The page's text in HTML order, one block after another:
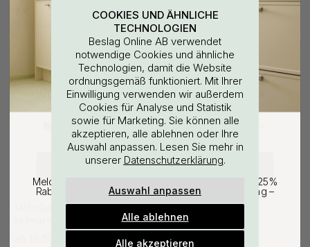
ab 18.50 €
Auf Lager
+ LÄNGEN
Möbelgriff Aqua-Rama -
+ LÄNGEN
Möbelgriff Vibe Grip -
Mattschwarz
ab 18.50 €
COOKIES UND ÄHNLICHE
TECHNOLOGIEN
Beslag Online AB verwendet
notwendige Cookies und ähnliche
Technologien, damit die Website
ordnungsgemäß funktioniert. Mit Ihrer
Einwilligung verwenden wir außerdem
Cookies für Analyse und Statistik
sowie für Marketing. Sie können alle
akzeptieren, alle ablehnen oder Ihre
Auswahl anpassen. Lesen Sie mehr in
unserer Datenschutzerklärung.
Auswahl anpassen
Alle ablehnen
Alle akzeptieren
WOULD YOU RATHER VISIT?
EU
CHANGE COUNTRY
25% Rabatt auf deinen
günstigsten Artikel
Melde dich für unseren Newsletter an und erhalte 25%
Rabatt auf den günstigsten Artikel deiner Bestellung –
plus Inspiration und exklusive Angebote.
Gültig bis zum 31. August